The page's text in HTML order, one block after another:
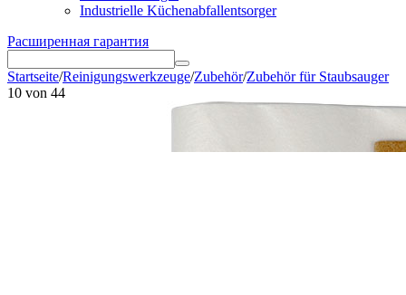
Industrielle Küchenabfallentsorger
Расширенная гарантия
Startseite/Reinigungswerkzeuge/Zubehör/Zubehör für Staubsauger
10 von 44